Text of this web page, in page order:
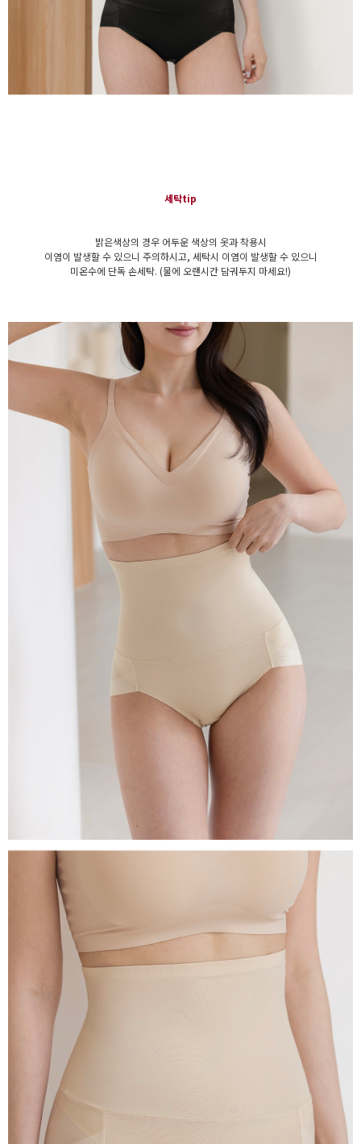
세탁tip
밝은색상의 경우 어두운 색상의 옷과 착용시
이염이 발생할 수 있으니 주의하시고, 세탁시 이염이 발생할 수 있으니
미온수에 단독 손세탁. (물에 오랜시간 담궈두지 마세요!)